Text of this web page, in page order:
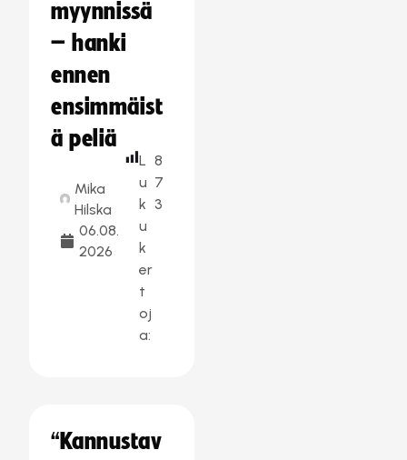
myynnissä
– hanki
ennen
ensimmäist
ä peliä
Mika
Hilska
06.08.
2026
L
u
k
u
k
er
t
oj
a:
8
7
3
“Kannustav